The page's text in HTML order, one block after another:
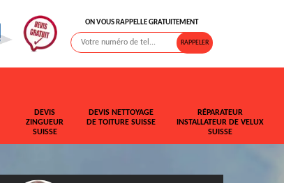
ON VOUS RAPPELLE GRATUITEMENT
DEVIS
ZINGUEUR
SUISSE
DEVIS NETTOYAGE
DE TOITURE SUISSE
RÉPARATEUR
INSTALLATEUR DE VELUX
SUISSE